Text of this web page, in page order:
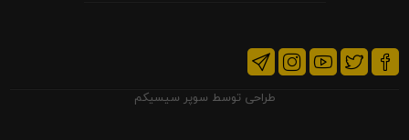
طراحی توسط سوپر سیسیکم